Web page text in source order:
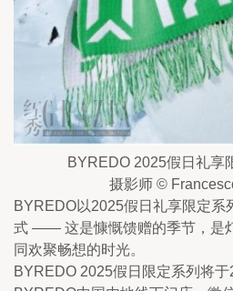
BYREDO 2025假日礼享
摄影师 ©
BYREDO以2025假日礼享限定系
式 —— 这是慷慨馈赠的季节，是
同欢聚畅想的时光。
BYREDO 2025假日限定系列将